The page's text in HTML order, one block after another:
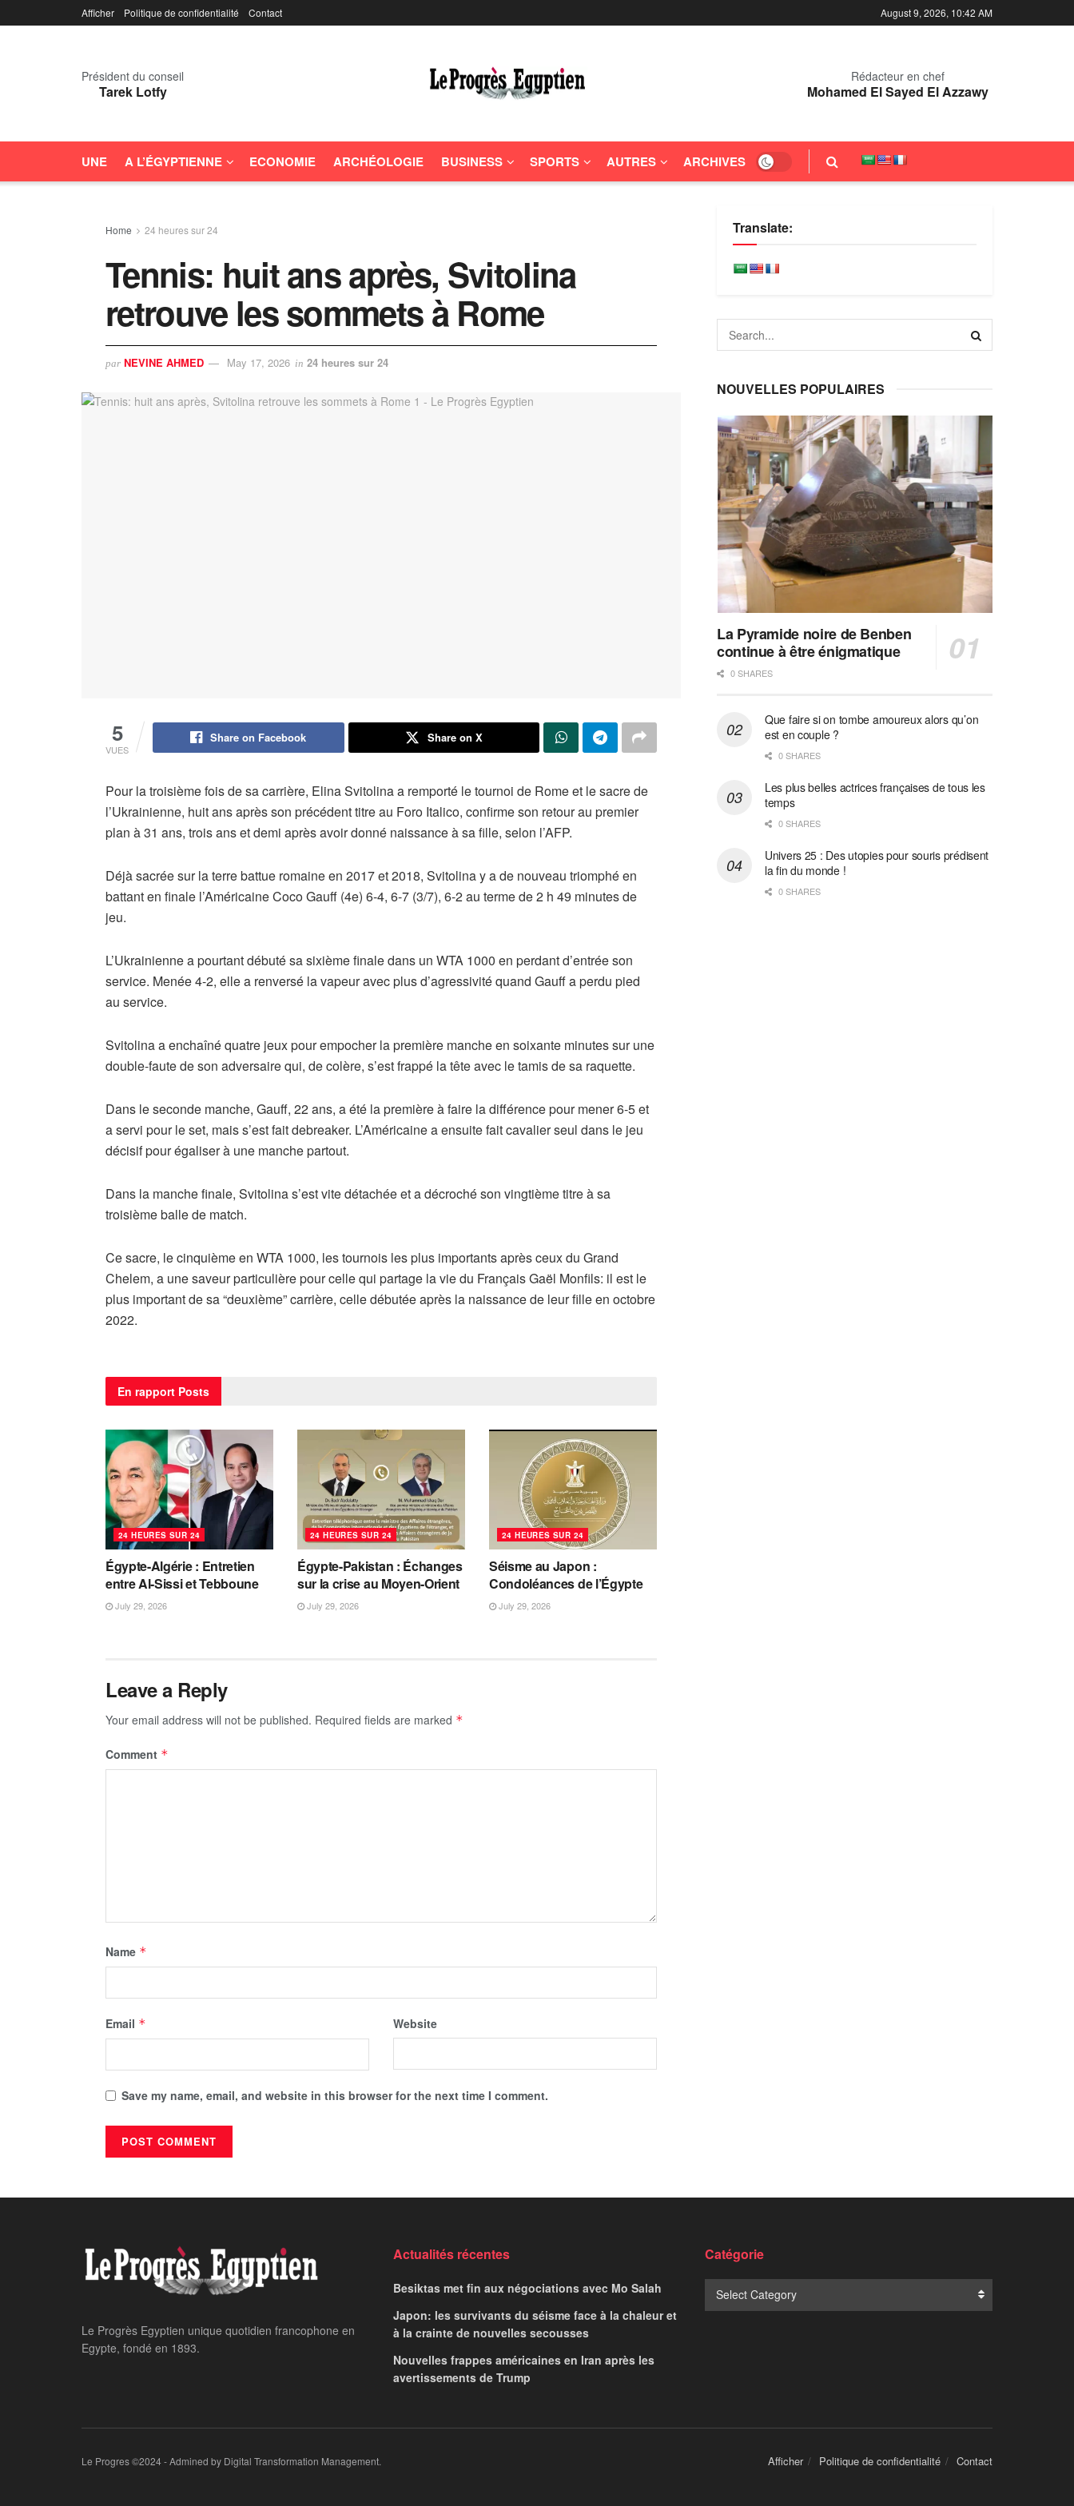
Afficher Politique de confidentialité Contact August 9, 2026, 10:42 AM
Président du conseil
Tarek Lotfy
Rédacteur en chef
Mohamed El Sayed El Azzawy
UNE A L’ÉGYPTIENNE ECONOMIE ARCHÉOLOGIE BUSINESS SPORTS AUTRES ARCHIVES
Home 24 heures sur 24
Tennis: huit ans après, Svitolina
retrouve les sommets à Rome
par NEVINE AHMED May 17, 2026 in 24 heures sur 24
5
VUES
Share on Facebook Share on X
Pour la troisième fois de sa carrière, Elina Svitolina a remporté le tournoi de Rome et le sacre de
l’Ukrainienne, huit ans après son précédent titre au Foro Italico, confirme son retour au premier
plan à 31 ans, trois ans et demi après avoir donné naissance à sa fille, selon l’AFP.
Déjà sacrée sur la terre battue romaine en 2017 et 2018, Svitolina y a de nouveau triomphé en
battant en finale l’Américaine Coco Gauff (4e) 6-4, 6-7 (3/7), 6-2 au terme de 2 h 49 minutes de
jeu.
L’Ukrainienne a pourtant débuté sa sixième finale dans un WTA 1000 en perdant d’entrée son
service. Menée 4-2, elle a renversé la vapeur avec plus d’agressivité quand Gauff a perdu pied
au service.
Svitolina a enchaîné quatre jeux pour empocher la première manche en soixante minutes sur une
double-faute de son adversaire qui, de colère, s’est frappé la tête avec le tamis de sa raquette.
Dans le seconde manche, Gauff, 22 ans, a été la première à faire la différence pour mener 6-5 et
a servi pour le set, mais s’est fait debreaker. L’Américaine a ensuite fait cavalier seul dans le jeu
décisif pour égaliser à une manche partout.
Dans la manche finale, Svitolina s’est vite détachée et a décroché son vingtième titre à sa
troisième balle de match.
Ce sacre, le cinquième en WTA 1000, les tournois les plus importants après ceux du Grand
Chelem, a une saveur particulière pour celle qui partage la vie du Français Gaël Monfils: il est le
plus important de sa “deuxième” carrière, celle débutée après la naissance de leur fille en octobre
2022.
En rapport Posts
24 HEURES SUR 24
Égypte-Algérie : Entretien
entre Al-Sissi et Tebboune
July 29, 2026
24 HEURES SUR 24
Égypte-Pakistan : Échanges
sur la crise au Moyen-Orient
July 29, 2026
24 HEURES SUR 24
Séisme au Japon :
Condoléances de l’Égypte
July 29, 2026
Leave a Reply
Your email address will not be published. Required fields are marked *
Comment *
Name *
Email * Website
Save my name, email, and website in this browser for the next time I comment.
Translate:
NOUVELLES POPULAIRES
La Pyramide noire de Benben
continue à être énigmatique
0 SHARES
Que faire si on tombe amoureux alors qu’on
est en couple ?
0 SHARES
Les plus belles actrices françaises de tous les
temps
0 SHARES
Univers 25 : Des utopies pour souris prédisent
la fin du monde !
0 SHARES
Le Progrès Egyptien unique quotidien francophone en
Egypte, fondé en 1893.
Actualités récentes
Besiktas met fin aux négociations avec Mo Salah
Japon: les survivants du séisme face à la chaleur et
à la crainte de nouvelles secousses
Nouvelles frappes américaines en Iran après les
avertissements de Trump
Catégorie
Select Category
Afficher Politique de confidentialité Contact
Le Progres ©2024 - Admined by Digital Transformation Management.